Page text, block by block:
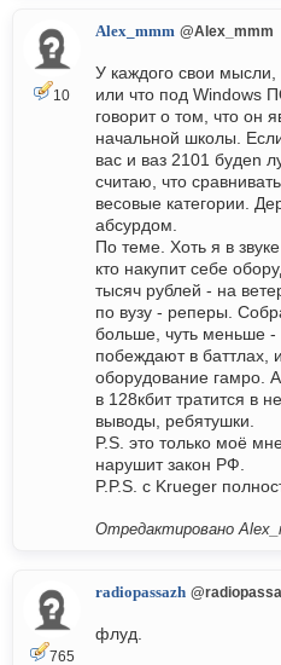
10
Alex_mmm @Alex_mmm
У каждого свои мысли,
или что под Windows
говорит о том, что он
начальной школы.
вас и ваз 2101 будеn
считаю, что
весовые категории.
абсурдом.
По теме. Хоть я в
кто накупит себе
тысяч рублей - на
по вузу - реперы.
больше, чуть меньше -
побеждают в баттлах,
оборудование гамро.
в 128кбит тратится в
выводы, ребятушки.
P.S. это только моё
нарушит закон РФ.
P.P.S. с Krueger
Отредактировано
765
radiopassazh
флуд.